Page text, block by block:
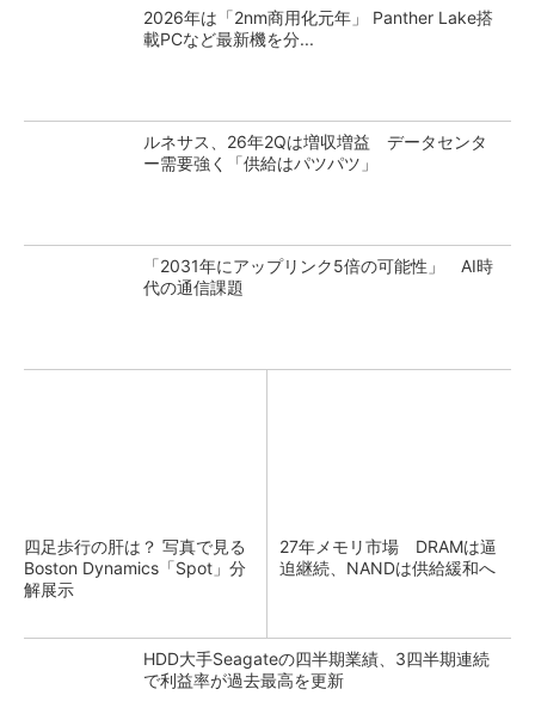
2026年は「2nm商用化元年」 Panther Lake搭
載PCなど最新機を分...
ルネサス、26年2Qは増収増益 データセンタ
ー需要強く「供給はパツパツ」
「2031年にアップリンク5倍の可能性」 AI時
代の通信課題
四足歩行の肝は？ 写真で見る
Boston Dynamics「Spot」分
解展示
27年メモリ市場 DRAMは逼
迫継続、NANDは供給緩和へ
HDD大手Seagateの四半期業績、3四半期連続
で利益率が過去最高を更新